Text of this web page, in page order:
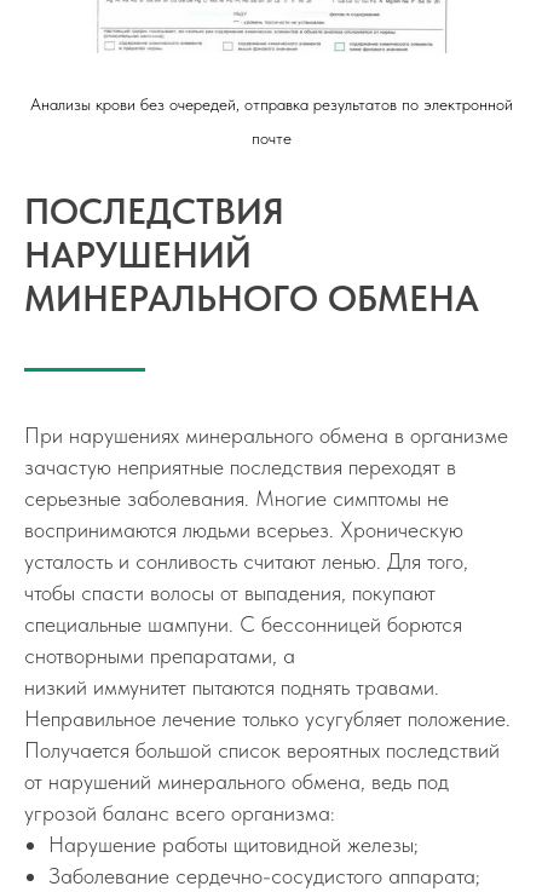
Анализы крови без очередей, отправка результатов по электронной
почте
ПОСЛЕДСТВИЯ
НАРУШЕНИЙ
МИНЕРАЛЬНОГО ОБМЕНА
При нарушениях минерального обмена в организме
зачастую неприятные последствия переходят в
серьезные заболевания. Многие симптомы не
воспринимаются людьми всерьез. Хроническую
усталость и сонливость считают ленью. Для того,
чтобы спасти волосы от выпадения, покупают
специальные шампуни. С бессонницей борются
снотворными препаратами, а
низкий иммунитет пытаются поднять травами.
Неправильное лечение только усугубляет положение.
Получается большой список вероятных последствий
от нарушений минерального обмена, ведь под
угрозой баланс всего организма:
Нарушение работы щитовидной железы;
Заболевание сердечно-сосудистого аппарата;